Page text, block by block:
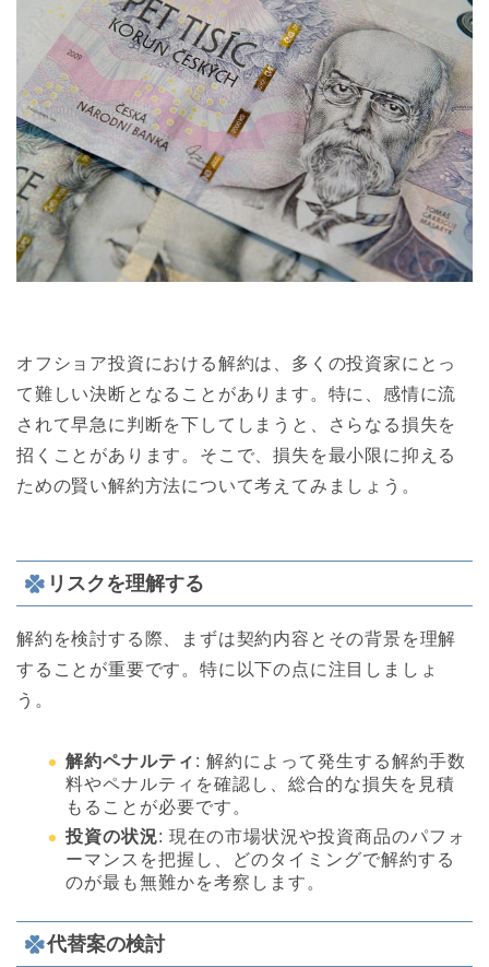
オフショア投資における解約は、多くの投資家にとっ
て難しい決断となることがあります。特に、感情に流
されて早急に判断を下してしまうと、さらなる損失を
招くことがあります。そこで、損失を最小限に抑える
ための賢い解約方法について考えてみましょう。
リスクを理解する
解約を検討する際、まずは契約内容とその背景を理解
することが重要です。特に以下の点に注目しましょ
う。
解約ペナルティ : 解約によって発生する解約手数
料やペナルティを確認し、総合的な損失を見積
もることが必要です。
投資の状況: 現在の市場状況や投資商品のパフォ
ーマンスを把握し、どのタイミングで解約する
のが最も無難かを考察します。
代替案の検討